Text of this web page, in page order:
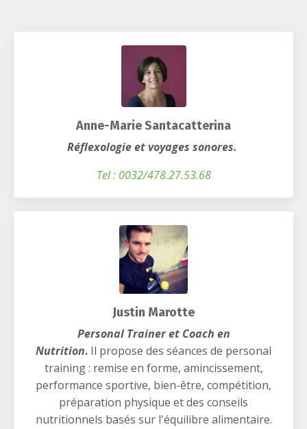
Anne-Marie Santacatterina
Réflexologie et voyages sonores.
Tel : 0032/478.27.53.68
Justin Marotte
Personal Trainer et Coach en
Nutrition. Il propose des séances de personal
training : remise en forme, amincissement,
performance sportive, bien-être, compétition,
préparation physique et des conseils
nutritionnels basés sur l'équilibre alimentaire.